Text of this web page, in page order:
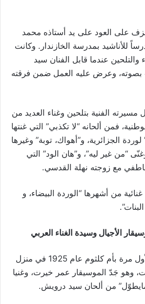
على العود على يد أستاذه محمد
للأناشيد بمدرسة الخازندار. وكانت
والتلحين عندما قابل الفنان سيد
وعرض عليه العمل ضمن فرقته
مسيرته الفنية بتلحين وغناء العديد من
فمن ألحانه “لا تكذبي” التي غنتها
لوردة الجزائرية، و”أهواك، توبة” وغيرها
“من غير ليه”، و”هان الود” التي
مع زوجته نهلة القدسي.
من أشهرها “الوردة البيضاء، و
الأجيال وسيدة الغناء العربي
التقى عبد الوهاب لأول مرة بأم كلثوم عام 1925 في منزل
وهو جَدّ الموسيقار عمر خيرت، وغنيا
من ألحان سيد درويش.